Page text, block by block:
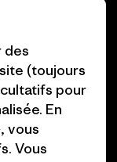
cookie
des
(toujours
pour
En
vous
Vous